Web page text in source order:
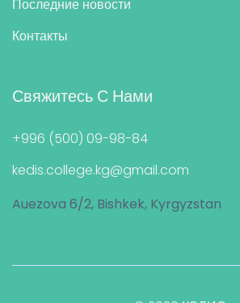
Последние новости
Контакты
Свяжитесь С Нами
+996 (500) 09-98-84
kedis.college.kg@gmail.com
Auezova 6/2, Bishkek, Kyrgyzstan